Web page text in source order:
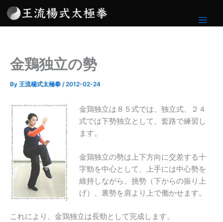
を
金鶏独立の勢
By 王流楊式太極拳 /2012-02-24
金鶏独立は８５式では、独立式、２４
式では下勢独立として、套路で練習し
ます。
金鶏独立の勢は上下方向に交差する十
字勁を中心として、上手には中心勢を
維持しながら、挑勢（下からの振り上
げ）、裏勢を肩より上で働かせます。
これにより、金鶏独立は長勁として完成します。